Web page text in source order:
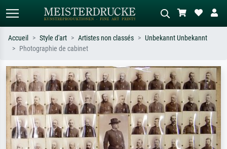
Recherchez par artiste, titre ou style –
ex. Monet, Nuit étoilée,
impressionnisme, vague de Hokusai,
nu.
Décrivez la scène – ex. prairie verte,
abstrait avec beaucoup de rouge,
tableau sombre, nu debout près d'un
arbre.
Accueil Style d'art Artistes non classés
Unbekannt Unbekannt
Photographie de cabinet